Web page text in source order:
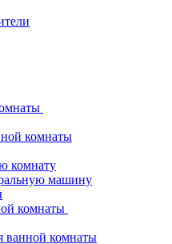
комнаты
комнату
машину
комнаты
ванной комнаты